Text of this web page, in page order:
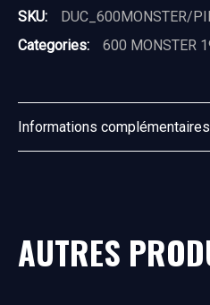
SKU:
DUC_600MONSTER/
Categories:
600 MONSTER
Informations complémentaires
AUTRES